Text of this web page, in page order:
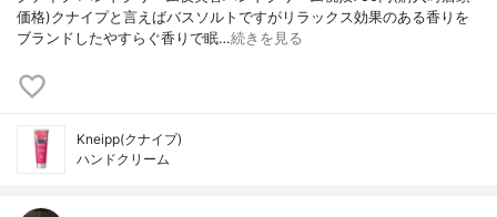
価格)クナイプと言えばバスソルトですがリラックス効果のある香りを
ブランドしたやすらぐ香りで眠…続きを見る
Kneipp(クナイプ)
ハンドクリーム